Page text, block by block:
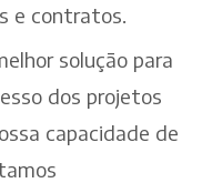
e contratos.
solução para
dos projetos
capacidade de